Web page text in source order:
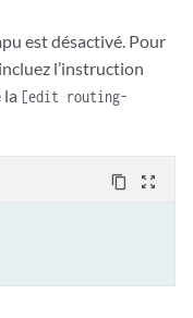
est désactivé. Pour
l’instruction
la [edit routing-
content_copy zoom_out_map